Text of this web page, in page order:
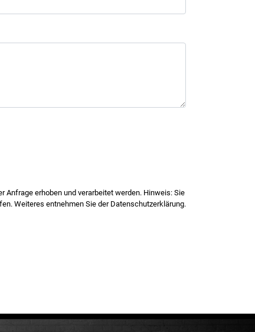
erhoben und verarbeitet werden. Hinweis: Sie
Weiteres entnehmen Sie der Datenschutzerklärung.